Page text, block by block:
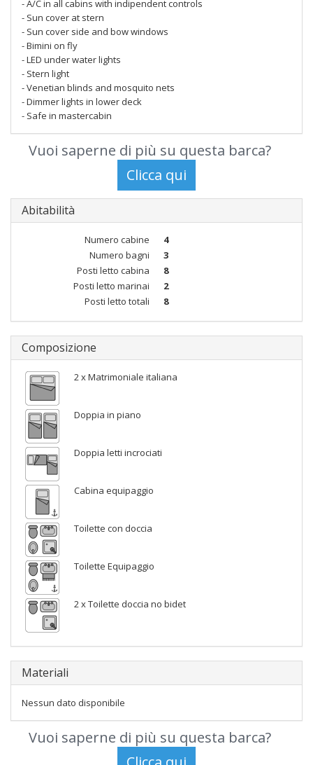
- A/C in all cabins with indipendent controls
- Sun cover at stern
- Sun cover side and bow windows
- Bimini on fly
- LED under water lights
- Stern light
- Venetian blinds and mosquito nets
- Dimmer lights in lower deck
- Safe in mastercabin
Vuoi saperne di più su questa barca?
Abitabilità
Numero cabine
4
Numero bagni
3
Posti letto cabina
8
Posti letto marinai
2
Posti letto totali
8
Composizione
2 x Matrimoniale italiana
Doppia in piano
Doppia letti incrociati
Cabina equipaggio
Toilette con doccia
Toilette Equipaggio
2 x Toilette doccia no bidet
Materiali
Nessun dato disponibile
Vuoi saperne di più su questa barca?